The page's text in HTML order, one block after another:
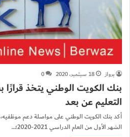
برواز
18 سبتمبر، 2020 0
بنك الكويت الوطني يتخذ
التعليم عن بعد
أكد بنك الكويت الوطني على مواصلة دعم
الشهر الأول من العام الدراسي 2021-2020؛…